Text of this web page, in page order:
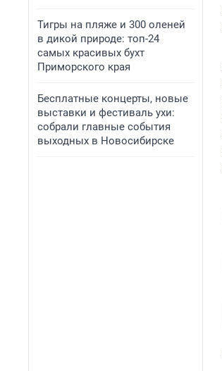
Тигры на пляже и 300 оленей
в дикой природе: топ-24
самых красивых бухт
Приморского края
Бесплатные концерты, новые
выставки и фестиваль ухи:
собрали главные события
выходных в Новосибирске